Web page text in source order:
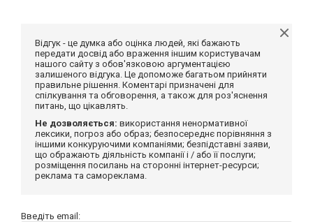
Відгук - це думка або оцінка людей, які бажають
передати досвід або враження іншим користувачам
нашого сайту з обов'язковою аргументацією
залишеного відгука. Це допоможе багатьом прийняти
правильне рішення. Коментарі призначені для
спілкування та обговорення, а також для роз'яснення
питань, що цікавлять.
Не дозволяється: використання ненормативної
лексики, погроз або образ; безпосереднє порівняння з
іншими конкуруючими компаніями; безпідставні заяви,
що ображають діяльність компанії і / або її послуги;
розміщення посилань на сторонні інтернет-ресурси;
реклама та самореклама.
Введіть email: